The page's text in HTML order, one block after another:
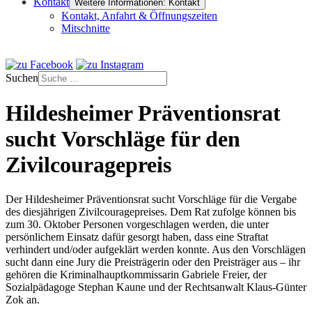
Weitere Informationen: Kontakt
Kontakt, Anfahrt & Öffnungszeiten
Mitschnitte
Suchen
Hildesheimer Präventionsrat
sucht Vorschläge für den
Zivilcouragepreis
Der Hildesheimer Präventionsrat sucht Vorschläge für die Vergabe
des diesjährigen Zivilcouragepreises. Dem Rat zufolge können bis
zum 30. Oktober Personen vorgeschlagen werden, die unter
persönlichem Einsatz dafür gesorgt haben, dass eine Straftat
verhindert und/oder aufgeklärt werden konnte. Aus den Vorschlägen
sucht dann eine Jury die Preisträgerin oder den Preisträger aus – ihr
gehören die Kriminalhauptkommissarin Gabriele Freier, der
Sozialpädagoge Stephan Kaune und der Rechtsanwalt Klaus-Günter
Zok an.